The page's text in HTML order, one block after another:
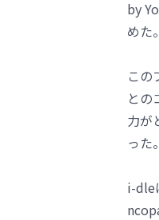
by
めた。
この
との
力が
った。
i-dle